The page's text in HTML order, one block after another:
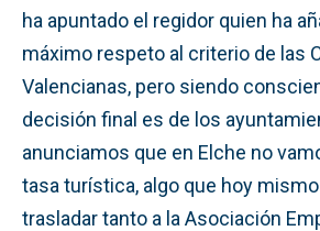
ha apuntado el regidor quien ha
máximo respeto al criterio de las
Valencianas, pero siendo
decisión final es de los
anunciamos que en Elche no
tasa turística, algo que hoy
trasladar tanto a la Asociación